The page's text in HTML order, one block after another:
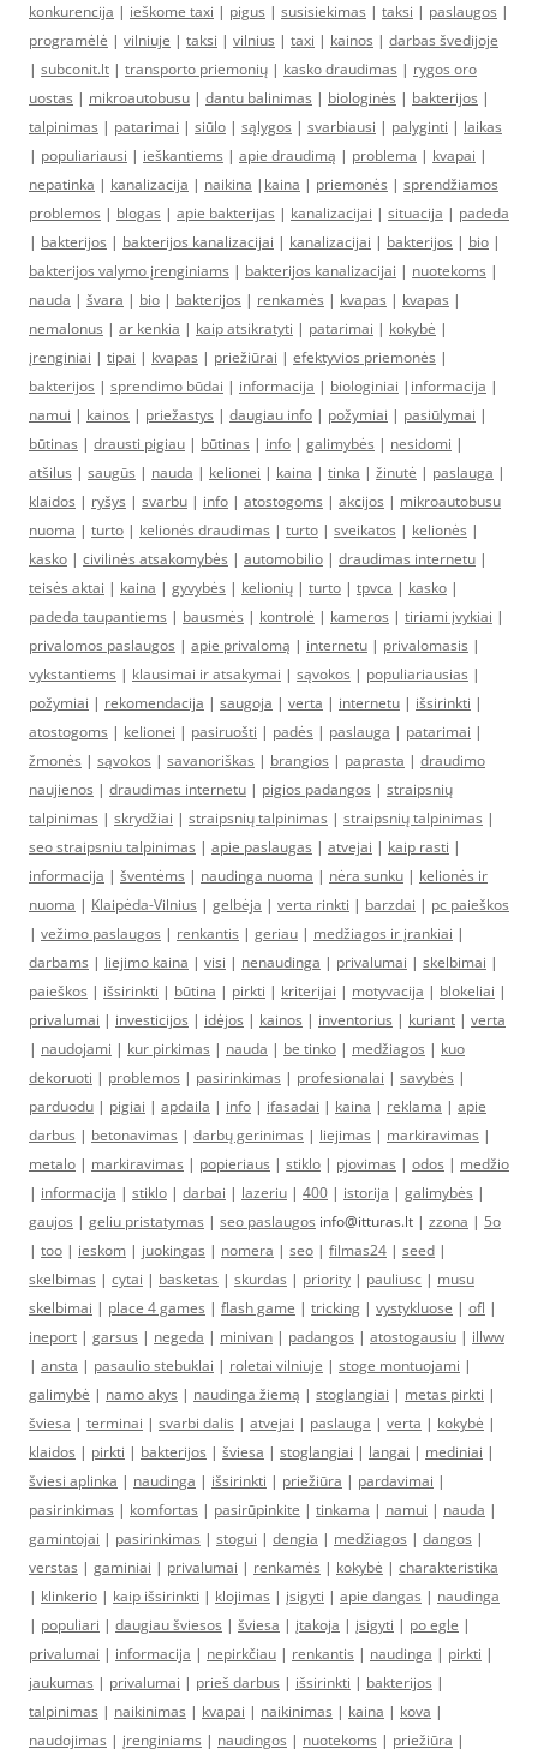
konkurencija | ieškome taxi | pigus | susisiekimas | taksi | paslaugos |
programėlė | vilniuje | taksi | vilnius | taxi | kainos | darbas švedijoje
| subconit.lt | transporto priemonių | kasko draudimas | rygos oro
uostas | mikroautobusu | dantu balinimas | biologinės | bakterijos |
talpinimas | patarimai | siūlo | sąlygos | svarbiausi | palyginti | laikas
| populiariausi | ieškantiems | apie draudimą | problema | kvapai |
nepatinka | kanalizacija | naikina | kaina | priemonės | sprendžiamos
problemos | blogas | apie bakterijas | kanalizacijai | situacija | padeda
| bakterijos | bakterijos kanalizacijai | kanalizacijai | bakterijos | bio |
bakterijos valymo įrenginiams | bakterijos kanalizacijai | nuotekoms |
nauda | švara | bio | bakterijos | renkamės | kvapas | kvapas |
nemalonus | ar kenkia | kaip atsikratyti | patarimai | kokybė |
įrenginiai | tipai | kvapas | priežiūrai | efektyvios priemonės |
bakterijos | sprendimo būdai | informacija | biologiniai | informacija |
namui | kainos | priežastys | daugiau info | požymiai | pasiūlymai |
būtinas | drausti pigiau | būtinas | info | galimybės | nesidomi |
atšilus | saugūs | nauda | kelionei | kaina | tinka | žinutė | paslauga |
klaidos | ryšys | svarbu | info | atostogoms | akcijos | mikroautobusu
nuoma | turto | kelionės draudimas | turto | sveikatos | kelionės |
kasko | civilinės atsakomybės | automobilio | draudimas internetu |
teisės aktai | kaina | gyvybės | kelionių | turto | tpvca | kasko |
padeda taupantiems | bausmės | kontrolė | kameros | tiriami įvykiai |
privalomos paslaugos | apie privalomą | internetu | privalomasis |
vykstantiems | klausimai ir atsakymai | sąvokos | populiariausias |
požymiai | rekomendacija | saugoja | verta | internetu | išsirinkti |
atostogoms | kelionei | pasiruošti | padės | paslauga | patarimai |
žmonės | sąvokos | savanoriškas | brangios | paprasta | draudimo
naujienos | draudimas internetu | pigios padangos | straipsnių
talpinimas | skrydžiai | straipsnių talpinimas | straipsnių talpinimas |
seo straipsniu talpinimas | apie paslaugas | atvejai | kaip rasti |
informacija | šventėms | naudinga nuoma | nėra sunku | kelionės ir
nuoma | Klaipėda-Vilnius | gelbėja | verta rinkti | barzdai | pc paieškos
| vežimo paslaugos | renkantis | geriau | medžiagos ir įrankiai |
darbams | liejimo kaina | visi | nenaudinga | privalumai | skelbimai |
paieškos | išsirinkti | būtina | pirkti | kriterijai | motyvacija | blokeliai |
privalumai | investicijos | idėjos | kainos | inventorius | kuriant | verta
| naudojami | kur pirkimas | nauda | be tinko | medžiagos | kuo
dekoruoti | problemos | pasirinkimas | profesionalai | savybės |
parduodu | pigiai | apdaila | info | ifasadai | kaina | reklama | apie
darbus | betonavimas | darbų gerinimas | liejimas | markiravimas |
metalo | markiravimas | popieriaus | stiklo | pjovimas | odos | medžio
| informacija | stiklo | darbai | lazeriu | 400 | istorija | galimybės |
gaujos | geliu pristatymas | seo paslaugos info@itturas.lt | zzona | 5o
| too | ieskom | juokingas | nomera | seo | filmas24 | seed |
skelbimas | cytai | basketas | skurdas | priority | pauliusc | musu
skelbimai | place 4 games | flash game | tricking | vystykluose | ofl |
ineport | garsus | negeda | minivan | padangos | atostogausiu | illww
| ansta | pasaulio stebuklai | roletai vilniuje | stoge montuojami |
galimybė | namo akys | naudinga žiemą | stoglangiai | metas pirkti |
šviesa | terminai | svarbi dalis | atvejai | paslauga | verta | kokybė |
klaidos | pirkti | bakterijos | šviesa | stoglangiai | langai | mediniai |
šviesi aplinka | naudinga | išsirinkti | priežiūra | pardavimai |
pasirinkimas | komfortas | pasirūpinkite | tinkama | namui | nauda |
gamintojai | pasirinkimas | stogui | dengia | medžiagos | dangos |
verstas | gaminiai | privalumai | renkamės | kokybė | charakteristika
| klinkerio | kaip išsirinkti | klojimas | įsigyti | apie dangas | naudinga
| populiari | daugiau šviesos | šviesa | įtakoja | įsigyti | po egle |
privalumai | informacija | nepirkčiau | renkantis | naudinga | pirkti |
jaukumas | privalumai | prieš darbus | išsirinkti | bakterijos |
talpinimas | naikinimas | kvapai | naikinimas | kaina | kova |
naudojimas | įrenginiams | naudingos | nuotekoms | priežiūra |